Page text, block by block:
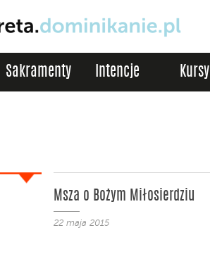
Sakramenty Intencje Kursy
Msza o Bożym Miłosierdziu
22 maja 2015